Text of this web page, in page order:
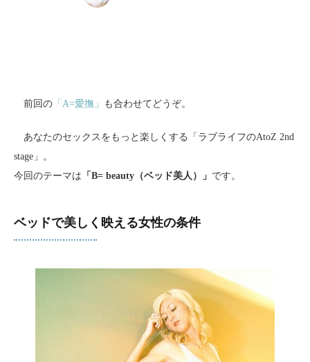
前回の 「A=愛撫」 も合わせてどうぞ。
あなたのセックスをもっと楽しくする「ラブライフのAtoZ 2nd
stage」。
今回のテーマは 「B= beauty（ベッド美人）」 です。
ベッドで美しく映える女性の条件